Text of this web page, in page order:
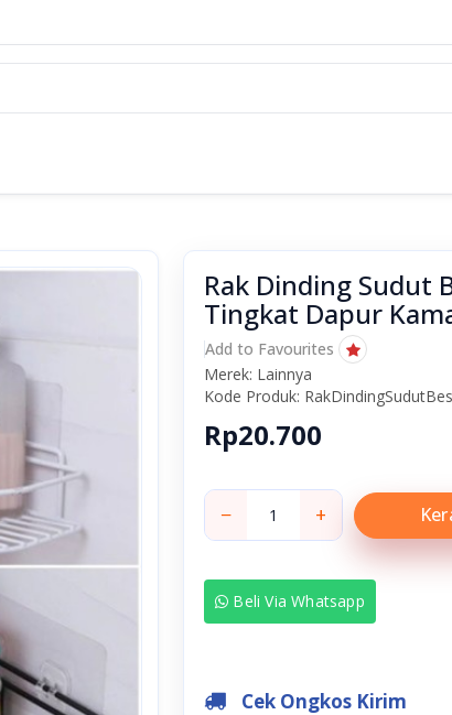
Rak Dinding Sudut
Tingkat Dapur
Add to Favourites
Merek: Lainnya
Kode Produk:
Rp20.700
− +
Beli Via Whatsapp
Cek Ongkos Kirim